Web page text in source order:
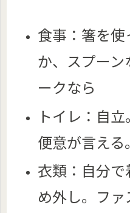
食事：箸を
か、スプーン
ークなら
トイレ：自立
便意が言え
衣類：自分
め外し。ファ